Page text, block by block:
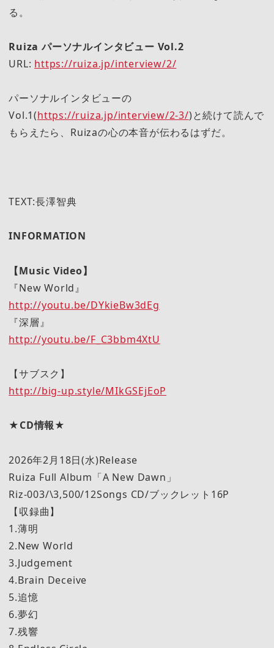
る。
Ruiza パーソナルインタビュー Vol.2
URL: https://ruiza.jp/interview/2/
パーソナルインタビューの
Vol.1(https://ruiza.jp/interview/2-3/)と続けて読んで
もらえたら、Ruizaの心の本音が伝わるはずだ。
TEXT:長澤智典
INFORMATION
【Music Video】
『New World』
http://youtu.be/DYkieBw3dEg
『深層』
http://youtu.be/F_C3bbm4XtU
【サブスク】
http://big-up.style/MIkGSEjEoP
★CD情報★
2026年2月18日(水)Release
Ruiza Full Album「A New Dawn」
Riz-003/\3,500/12Songs CD/ブックレット16P
【収録曲】
1.薄明
2.New World
3.Judgement
4.Brain Deceive
5.追憶
6.夢幻
7.残響